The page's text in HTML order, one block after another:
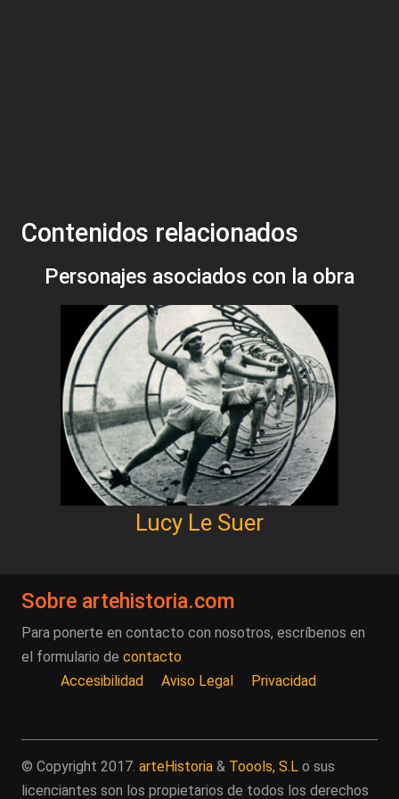
Contenidos relacionados
Personajes asociados con la obra
Lucy Le Suer
Sobre artehistoria.com
Para ponerte en contacto con nosotros, escríbenos en
el formulario de contacto
Accesibilidad
Aviso Legal Privacidad
© Copyright 2017. arteHistoria & Toools, S.L o sus
licenciantes son los propietarios de todos los derechos